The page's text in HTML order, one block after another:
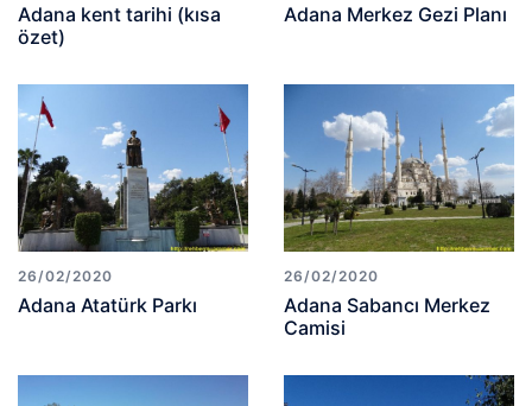
Adana kent tarihi (kısa
özet)
Adana Merkez Gezi Planı
26/02/2020
Adana Atatürk Parkı
26/02/2020
Adana Sabancı Merkez
Camisi